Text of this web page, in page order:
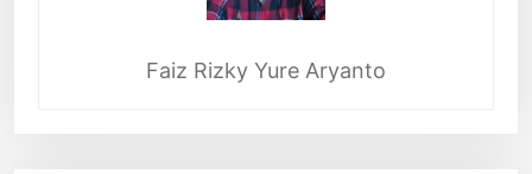
Faiz Rizky Yure Aryanto